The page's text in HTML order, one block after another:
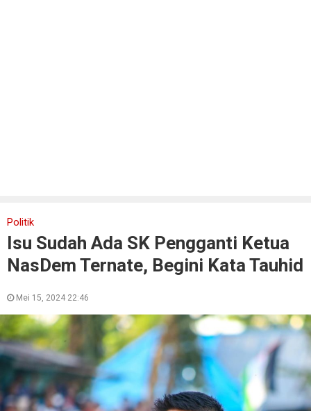
Politik
Isu Sudah Ada SK Pengganti Ketua
NasDem Ternate, Begini Kata Tauhid
Mei 15, 2024 22:46